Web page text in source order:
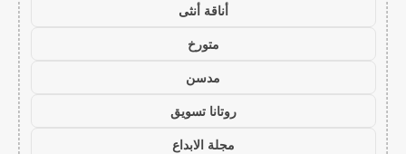
أناقة أنثى
متورخ
مدسن
روتانا تسويق
مجلة الابداع